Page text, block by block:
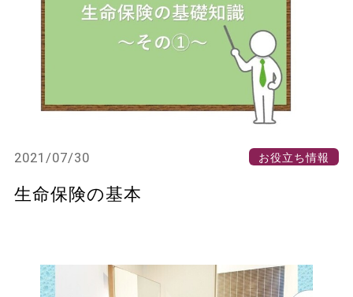
2021/07/30 お役立ち情報
生命保険の基本